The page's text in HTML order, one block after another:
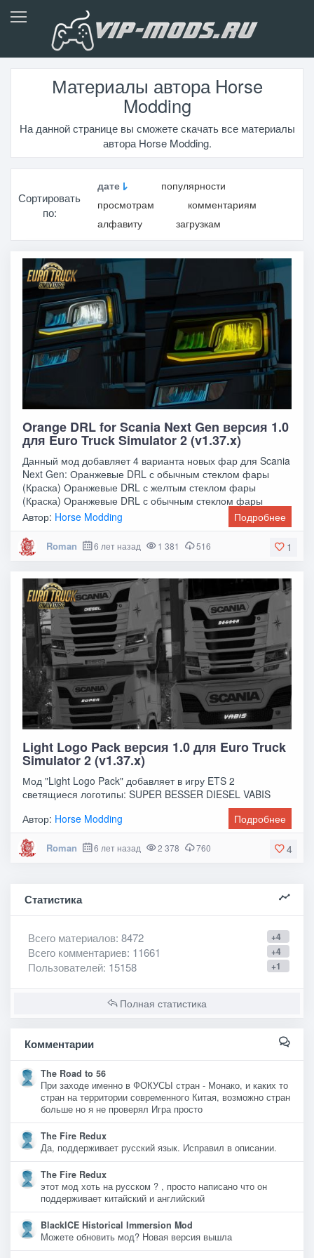
Материалы автора Horse
Modding
На данной странице вы сможете скачать все материалы
автора Horse Modding.
Сортировать
по:
дате
популярности
просмотрам
комментариям
алфавиту
загрузкам
Orange DRL for Scania Next Gen версия 1.0
для Euro Truck Simulator 2 (v1.37.x)
Данный мод добавляет 4 варианта новых фар для Scania
Next Gen: Оранжевые DRL с обычным стеклом фары
(Краска) Оранжевые DRL с желтым стеклом фары
(Краска) Оранжевые DRL с обычным стеклом фары
Автор: Horse Modding Подробнее
1
Roman 6 лет назад 1 381 516
Light Logo Pack версия 1.0 для Euro Truck
Simulator 2 (v1.37.x)
Мод "Light Logo Pack" добавляет в игру ETS 2
светящиеся логотипы: SUPER BESSER DIESEL VABIS
Автор: Horse Modding Подробнее
4
Roman 6 лет назад 2 378 760
Статистика
+4
Всего материалов: 8472
+4
Всего комментариев: 11661
+1
Пользователей: 15158
Полная статистика
Комментарии
The Road to 56
При заходе именно в ФОКУСЫ стран - Монако, и каких то
стран на территории современного Китая, возможно стран
больше но я не проверял Игра просто
The Fire Redux
Да, поддерживает русский язык. Исправил в описании.
The Fire Redux
этот мод хоть на русском ? , просто написано что он
поддерживает китайский и английский
BlackICE Historical Immersion Mod
Можете обновить мод? Новая версия вышла